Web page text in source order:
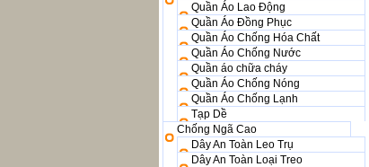
Quần Áo Lao Động
Quần Áo Đồng Phục
Quần Áo Chống Hóa Chất
Quần Áo Chống Nước
Quần áo chữa cháy
Quần Áo Chống Nóng
Quần Áo Chống Lạnh
Tạp Dề
Chống Ngã Cao
Dây An Toàn Leo Trụ
Dây An Toàn Loại Treo